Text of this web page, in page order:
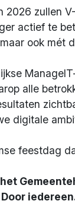
2026 zullen
actief te
ook mét
alle
digitale
feestdag